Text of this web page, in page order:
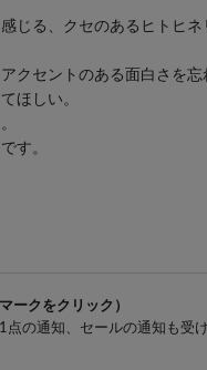
じる、クセのあるヒトヒネ
クセントのある面白さを忘
ほしい。
す。
ークをクリック）
の通知、セールの通知も受